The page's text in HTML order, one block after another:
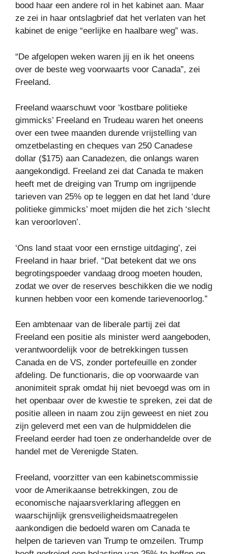
bood haar een andere rol in het kabinet aan. Maar
ze zei in haar ontslagbrief dat het verlaten van het
kabinet de enige “eerlijke en haalbare weg” was.
“De afgelopen weken waren jij en ik het oneens
over de beste weg voorwaarts voor Canada”, zei
Freeland.
Freeland waarschuwt voor ‘kostbare politieke
gimmicks’ Freeland en Trudeau waren het oneens
over een twee maanden durende vrijstelling van
omzetbelasting en cheques van 250 Canadese
dollar ($175) aan Canadezen, die onlangs waren
aangekondigd. Freeland zei dat Canada te maken
heeft met de dreiging van Trump om ingrijpende
tarieven van 25% op te leggen en dat het land ‘dure
politieke gimmicks’ moet mijden die het zich ‘slecht
kan veroorloven’.
‘Ons land staat voor een ernstige uitdaging’, zei
Freeland in haar brief. “Dat betekent dat we ons
begrotingspoeder vandaag droog moeten houden,
zodat we over de reserves beschikken die we nodig
kunnen hebben voor een komende tarievenoorlog.”
Een ambtenaar van de liberale partij zei dat
Freeland een positie als minister werd aangeboden,
verantwoordelijk voor de betrekkingen tussen
Canada en de VS, zonder portefeuille en zonder
afdeling. De functionaris, die op voorwaarde van
anonimiteit sprak omdat hij niet bevoegd was om in
het openbaar over de kwestie te spreken, zei dat de
positie alleen in naam zou zijn geweest en niet zou
zijn geleverd met een van de hulpmiddelen die
Freeland eerder had toen ze onderhandelde over de
handel met de Verenigde Staten.
Freeland, voorzitter van een kabinetscommissie
voor de Amerikaanse betrekkingen, zou de
economische najaarsverklaring afleggen en
waarschijnlijk grensveiligheidsmaatregelen
aankondigen die bedoeld waren om Canada te
helpen de tarieven van Trump te omzeilen. Trump